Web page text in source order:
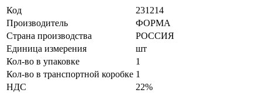
Код
231214
Производитель
ФОРМА
Страна производства
РОССИЯ
Единица измерения
шт
Кол-во в упаковке
1
Кол-во в транспортной коробке 1
НДС
22%